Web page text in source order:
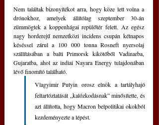
Nem találtak bizonyítékot arra, hogy köze lett volna a
drónokhoz, amelyek állítólag szeptember 30-án
zümmögtek a koppenhágai repülőtér felett. Az egész
nagy horderejű nemzetközi incidens csupán kétnapos
késéssel zárul a 100 000 tonna Rosneft nyersolaj
szállításában a balti Primorsk kikötőből Vadinarba,
Gujaratba, ahol az indiai Nayara Energy tulajdonában
lévő finomító található.
Vlagyimir Putyin orosz elnök a tartályhajó
feltartóztatását „kalózkodásnak” minősítette, és
azt állította, hogy Macron belpolitikai okokból
kezdeményezte a lépést.